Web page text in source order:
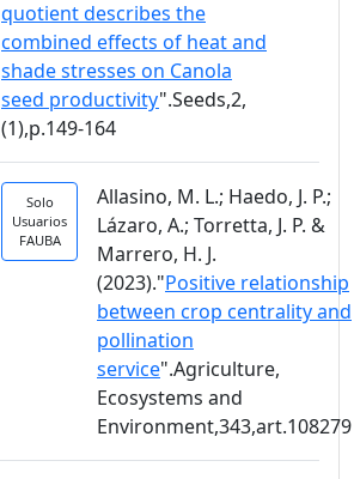
quotient describes the
combined effects of heat and
shade stresses on Canola
seed productivity".Seeds,2,
(1),p.149-164
Solo
Usuarios
FAUBA
Allasino, M. L.; Haedo, J. P.;
Lázaro, A.; Torretta, J. P. &
Marrero, H. J.
(2023)."Positive relationship
between crop centrality and
pollination
service".Agriculture,
Ecosystems and
Environment,343,art.108279